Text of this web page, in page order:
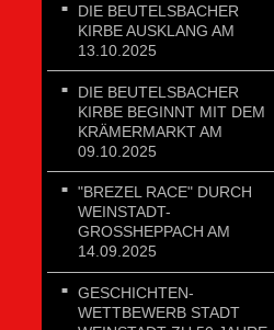
DIE BEUTELSBACHER
KIRBE AUSKLANG AM
13.10.2025
DIE BEUTELSBACHER
KIRBE BEGINNT MIT DEM
KRÄMERMARKT AM
09.10.2025
"BREZEL RACE" DURCH
WEINSTADT-
GROSSHEPPACH AM 1
4.09.2025
GESCHICHTEN-
WETTBEWERB STADT